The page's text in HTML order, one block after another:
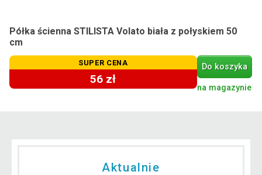
Półka ścienna STILISTA Volato biała z połyskiem 50
cm
SUPER CENA
56 zł
Do koszyka
na magazynie
Aktualnie